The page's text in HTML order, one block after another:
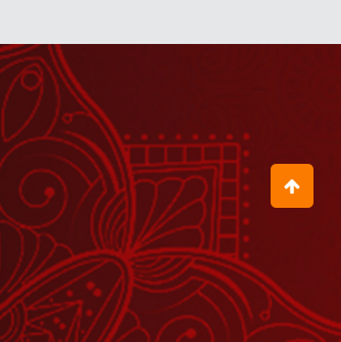
गोधन अर्क इन रोगों में ऐसे लें
July 29, 2026
थोड़ा करने से बात नहीं बनेगी
July 30, 2026
जब आचार्य बालकृष्ण जी के जन्मदिवस पर हुआ
रक्तदान शिविर का आयोजन